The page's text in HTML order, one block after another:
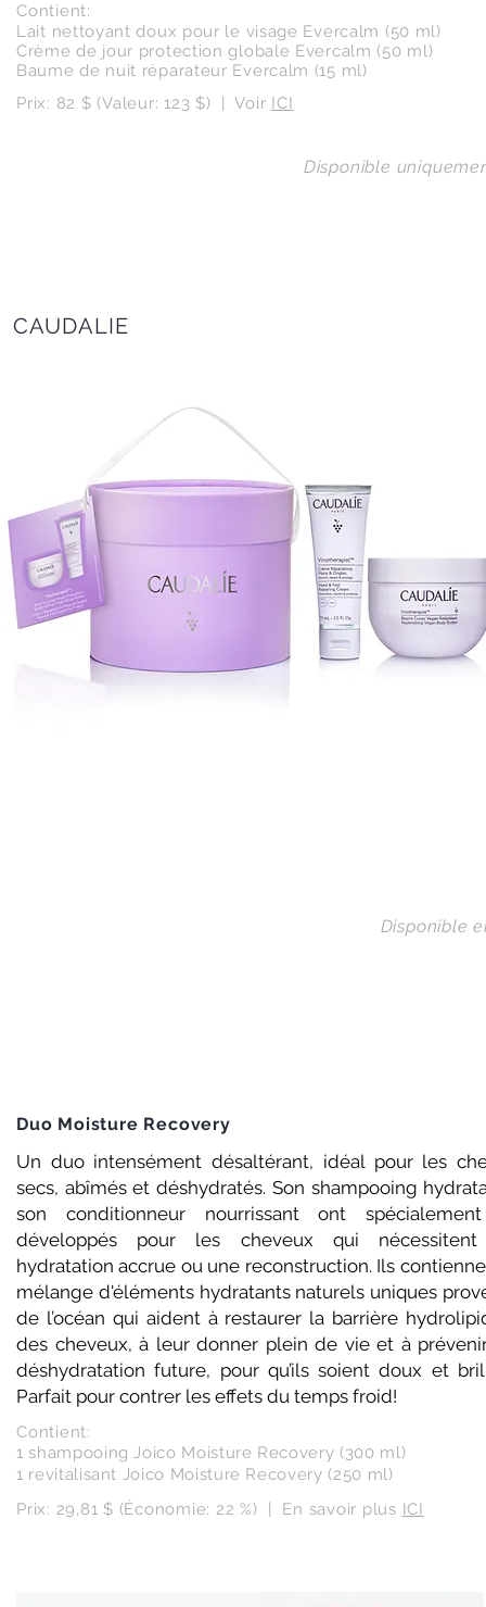
Contient:
Lait nettoyant doux pour le visage Evercalm (50 ml)
Crème de jour protection globale Evercalm (50 ml)
Baume de nuit réparateur Evercalm (15 ml)
Prix: 82 $ (Valeur: 123 $) | Voir ICI
Disponible
CAUDALIE
Disponible
Duo Moisture Recovery
Un duo intensément désaltérant, idéal pour les
secs, abîmés et déshydratés. Son shampooing
son conditionneur nourrissant ont
développés pour les cheveux qui
hydratation accrue ou une reconstruction. Ils
mélange d'éléments hydratants naturels uniques
de l’océan qui aident à restaurer la barrière
des cheveux, à leur donner plein de vie et à
déshydratation future, pour qu’ils soient doux et
Parfait pour contrer les effets du temps froid!
Contient:
1 shampooing Joico Moisture Recovery (300 ml)
1 revitalisant Joico Moisture Recovery (250 ml)​
Prix: 29,81 $ (Économie: 22 %) | En savoir plus ICI